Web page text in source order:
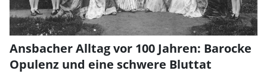
Ansbacher Alltag vor 100 Jahren: Barocke
Opulenz und eine schwere Bluttat